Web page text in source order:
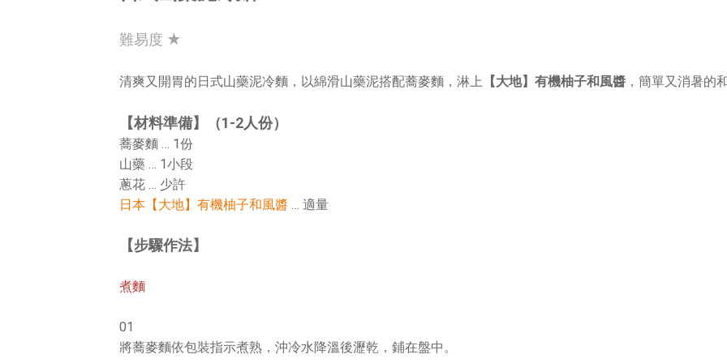
難易度 ★
清爽又開胃的日式山藥泥冷麵，以綿滑山藥泥搭配蕎麥麵，淋上 【大地】有機柚子和風醬 ，簡單又消暑的
【材料準備】（1-2人份）
蕎麥麵 … 1份
山藥 … 1小段
蔥花 … 少許
日本【大地】有機柚子和風醬 … 適量
【步驟作法】
煮麵
01
將蕎麥麵依包裝指示煮熟，沖冷水降溫後瀝乾，鋪在盤中。